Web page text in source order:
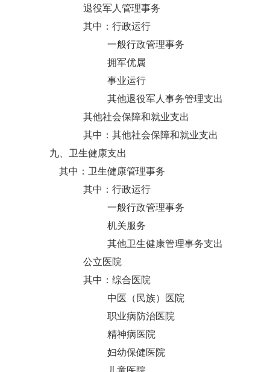
退役军人管理事务
其中：行政运行
一般行政管理事务
拥军优属
事业运行
其他退役军人事务管理支出
其他社会保障和就业支出
其中：其他社会保障和就业支出
九、卫生健康支出
其中：卫生健康管理事务
其中：行政运行
一般行政管理事务
机关服务
其他卫生健康管理事务支出
公立医院
其中：综合医院
中医（民族）医院
职业病防治医院
精神病医院
妇幼保健医院